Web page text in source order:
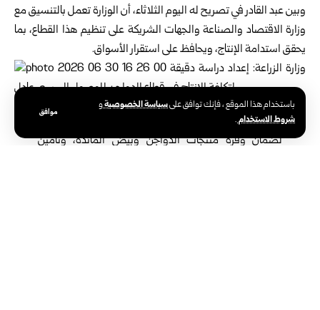
باستخدام هذا الموقع ، فإنك توافق علىسياسة الخصوصيةو
شروط الاستخدام.
موافق
وبين عبد القادر في تصريح له اليوم الثلاثاء، أن الوزارة ‏تعمل بالتنسيق مع
وزارة الاقتصاد والصناعة والجهات ‏الشريكة على تنظيم هذا القطاع، بما
يحقق استدامة الإنتاج، ‏ويحافظ على استقرار الأسواق‎.‎
وأشار عبد القادر إلى السعي لاتخاذ جميع الإجراءات ‏اللازمة
لضمان وفرة منتجات الدواجن وبيض المائدة، ‏وتأمين